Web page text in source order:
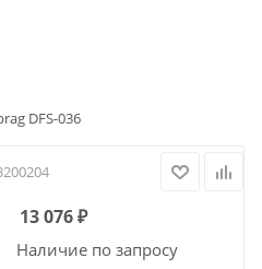
DFS-036
13 076₽
Наличие по запросу